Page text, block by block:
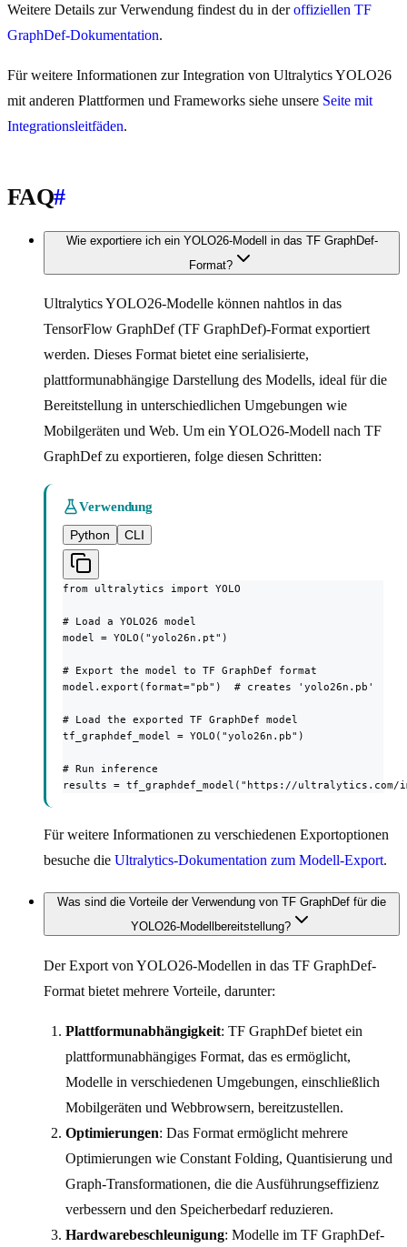
Weitere Details zur Verwendung findest du in deroffiziellen TF
GraphDef-Dokumentation.
Für weitere Informationen zur Integration von Ultralytics YOLO26
mit anderen Plattformen und Frameworks siehe unsere Seite mit
Integrationsleitfäden.
FAQ#
Wie exportiere ich ein YOLO26-Modell in das TF GraphDef-
Format?
Ultralytics YOLO26-Modelle können nahtlos in das
TensorFlow GraphDef (TF GraphDef)-Format exportiert
werden. Dieses Format bietet eine serialisierte,
plattformunabhängige Darstellung des Modells, ideal für die
Bereitstellung in unterschiedlichen Umgebungen wie
Mobilgeräten und Web. Um ein YOLO26-Modell nach TF
GraphDef zu exportieren, folge diesen Schritten:
Verwendung
Python
CLI
from ultralytics import YOLO
# Load a YOLO26 model
model = YOLO("yolo26n.pt")
# Export the model to TF GraphDef format
model.export(format="pb")  # creates 'yolo26n.pb'
# Load the exported TF GraphDef model
tf_graphdef_model = YOLO("yolo26n.pb")
# Run inference
results = tf_graphdef_model("https://ultralytics.com/
Für weitere Informationen zu verschiedenen Exportoptionen
besuche die Ultralytics-Dokumentation zum Modell-Export.
Was sind die Vorteile der Verwendung von TF GraphDef für die
YOLO26-Modellbereitstellung?
Der Export von YOLO26-Modellen in das TF GraphDef-
Format bietet mehrere Vorteile, darunter:
Plattformunabhängigkeit: TF GraphDef bietet ein
plattformunabhängiges Format, das es ermöglicht,
Modelle in verschiedenen Umgebungen, einschließlich
Mobilgeräten und Webbrowsern, bereitzustellen.
Optimierungen: Das Format ermöglicht mehrere
Optimierungen wie Constant Folding, Quantisierung und
Graph-Transformationen, die die Ausführungseffizienz
verbessern und den Speicherbedarf reduzieren.
Hardwarebeschleunigung: Modelle im TF GraphDef-